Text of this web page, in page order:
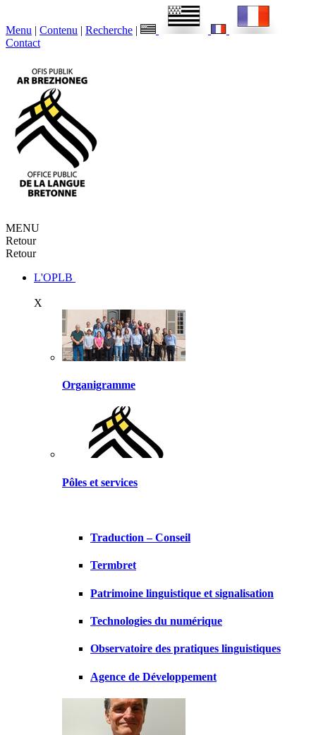
Menu | Contenu | Recherche |
Contact
MENU
Retour
Retour
L'OPLB
X
Organigramme
Pôles et services
Traduction – Conseil
Termbret
Patrimoine linguistique et signalisation
Technologies du numérique
Observatoire des pratiques linguistiques
Agence de Développement